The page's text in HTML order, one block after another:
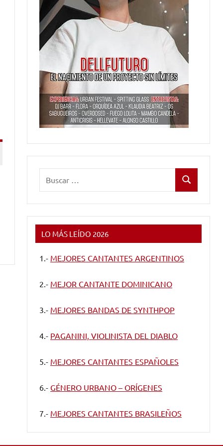
Buscar
LO MÁS LEÍDO 2026
1.- MEJORES CANTANTES ARGENTINOS
2.- MEJOR CANTANTE DOMINICANO
3.- MEJORES BANDAS DE SYNTHPOP
4.- PAGANINI, VIOLINISTA DEL DIABLO
5.- MEJORES CANTANTES ESPAÑOLES
6.- GÉNERO URBANO – ORÍGENES
7.- MEJORES CANTANTES BRASILEÑOS